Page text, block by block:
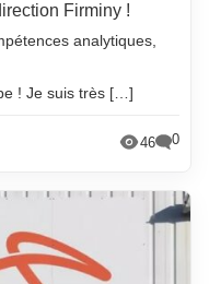
Firminy !
analytiques,
! Je suis très […]
46 0